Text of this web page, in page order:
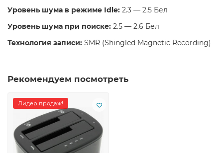
Уровень шума в режиме Idle: 2.3 — 2.5 Бел
Уровень шума при поиске: 2.5 — 2.6 Бел
Технология записи: SMR (Shingled Magnetic Recording)
Рекомендуем посмотреть
Лидер продаж!